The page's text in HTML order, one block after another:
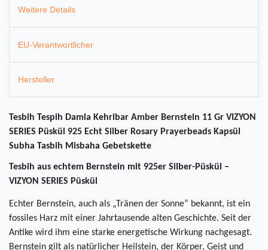
Weitere Details
EU-Verantwortlicher
Hersteller
Tesbih Tespih Damla Kehribar Amber Bernstein 11 Gr VIZYON
SERIES Püskül 925 Echt Silber Rosary Prayerbeads Kapsül
Subha Tasbih Misbaha Gebetskette
Tesbih aus echtem Bernstein mit 925er Silber-Püskül –
VIZYON SERIES Püskül
Echter Bernstein, auch als „Tränen der Sonne“ bekannt, ist ein
fossiles Harz mit einer Jahrtausende alten Geschichte. Seit der
Antike wird ihm eine starke energetische Wirkung nachgesagt.
Bernstein gilt als natürlicher Heilstein, der Körper, Geist und